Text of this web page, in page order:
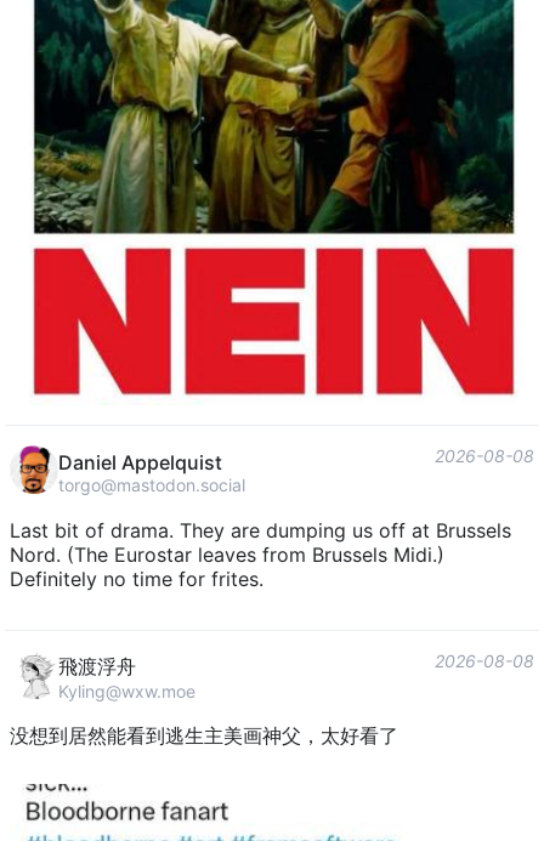
Daniel Appelquist
torgo@mastodon.social
2026-08-08
Last bit of drama. They are dumping us off at Brussels
Nord. (The Eurostar leaves from Brussels Midi.)
Definitely no time for frites.
飛渡浮舟
Kyling@wxw.moe
2026-08-08
没想到居然能看到逃生主美画神父，太好看了